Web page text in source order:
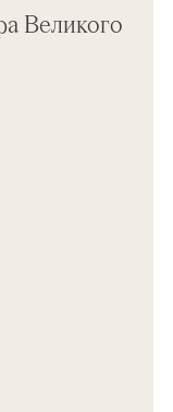
Великого